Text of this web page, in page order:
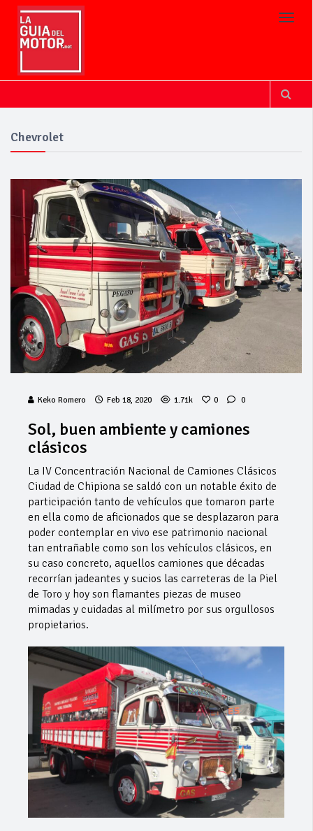
Chevrolet
Keko Romero Feb 18, 2020 1.71k 0 0
Sol, buen ambiente y camiones
clásicos
La IV Concentración Nacional de Camiones Clásicos
Ciudad de Chipiona se saldó con un notable éxito de
participación tanto de vehículos que tomaron parte
en ella como de aficionados que se desplazaron para
poder contemplar en vivo ese patrimonio nacional
tan entrañable como son los vehículos clásicos, en
su caso concreto, aquellos camiones que décadas
recorrían jadeantes y sucios las carreteras de la Piel
de Toro y hoy son flamantes piezas de museo
mimadas y cuidadas al milímetro por sus orgullosos
propietarios.